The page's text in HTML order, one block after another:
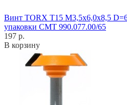
Винт TORX T15 M3,5x6,0x8,5
упаковки CMT 990.077.00/65
197 р.
В корзину